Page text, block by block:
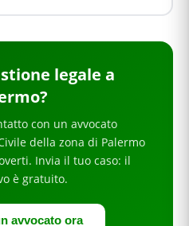
legale a
?
con un avvocato
della zona di Palermo
. Invia il tuo caso: il
è gratuito.
avvocato ora